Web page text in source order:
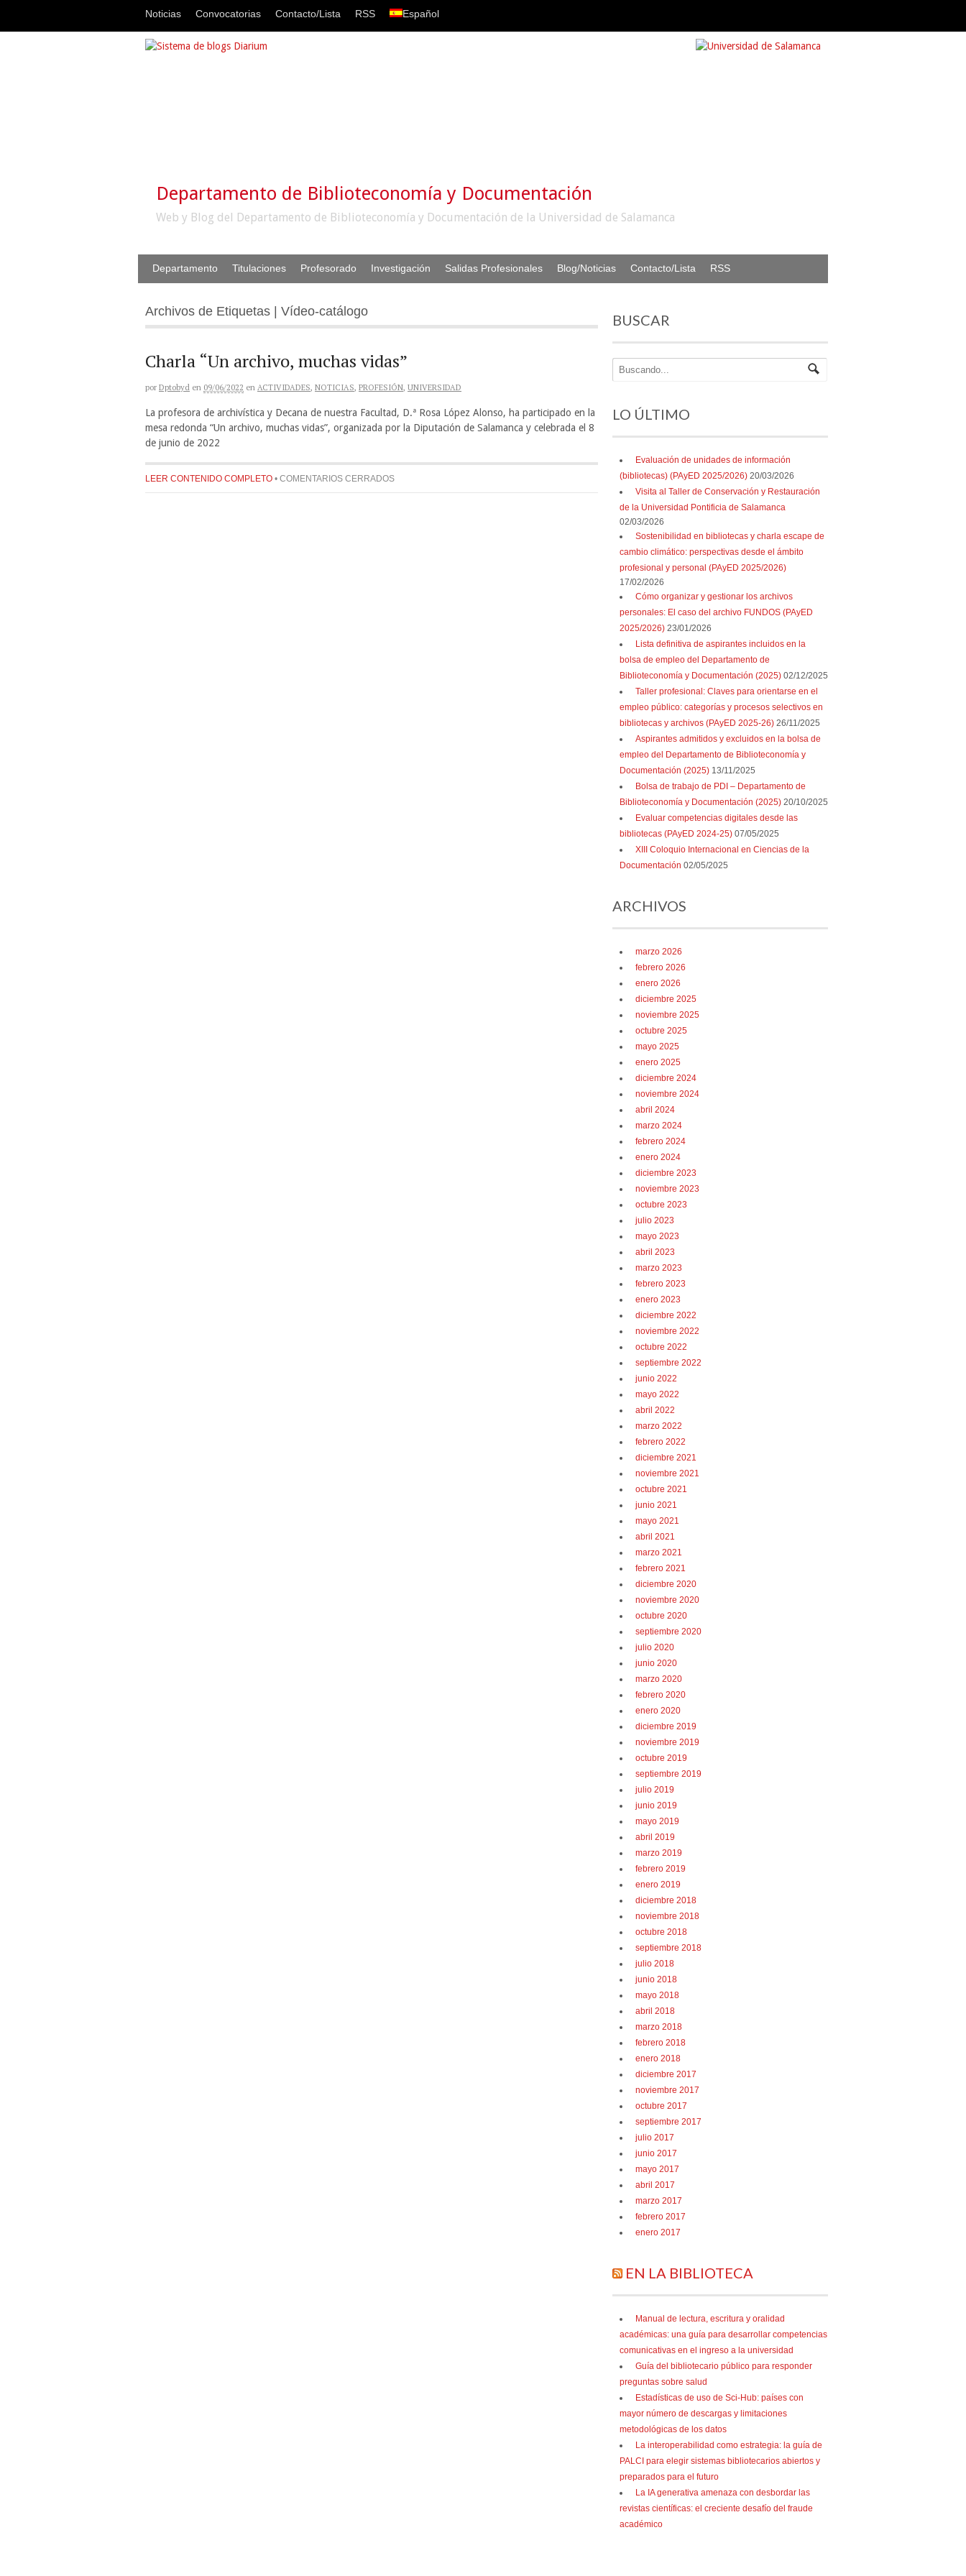
Noticias Convocatorias Contacto/Lista RSS Español
Departamento de Biblioteconomía y Documentación
Web y Blog del Departamento de Biblioteconomía y Documentación de la Universidad de Salamanca
Departamento Titulaciones Profesorado Investigación Salidas Profesionales Blog/Noticias Contacto/Lista RSS
Archivos de Etiquetas | Vídeo-catálogo
Charla “Un archivo, muchas vidas”
por Dptobyd en 09/06/2022 en ACTIVIDADES, NOTICIAS, PROFESIÓN, UNIVERSIDAD
La profesora de archivística y Decana de nuestra Facultad, D.ª Rosa López Alonso, ha participado en la
mesa redonda “Un archivo, muchas vidas”, organizada por la Diputación de Salamanca y celebrada el 8
de junio de 2022
LEER CONTENIDO COMPLETO • COMENTARIOS CERRADOS
BUSCAR
LO ÚLTIMO
Evaluación de unidades de información
(bibliotecas) (PAyED 2025/2026) 20/03/2026
Visita al Taller de Conservación y Restauración
de la Universidad Pontificia de Salamanca
02/03/2026
Sostenibilidad en bibliotecas y charla escape de
cambio climático: perspectivas desde el ámbito
profesional y personal (PAyED 2025/2026)
17/02/2026
Cómo organizar y gestionar los archivos
personales: El caso del archivo FUNDOS (PAyED
2025/2026) 23/01/2026
Lista definitiva de aspirantes incluidos en la
bolsa de empleo del Departamento de
Biblioteconomía y Documentación (2025) 02/12/2025
Taller profesional: Claves para orientarse en el
empleo público: categorías y procesos selectivos en
bibliotecas y archivos (PAyED 2025-26) 26/11/2025
Aspirantes admitidos y excluidos en la bolsa de
empleo del Departamento de Biblioteconomía y
Documentación (2025) 13/11/2025
Bolsa de trabajo de PDI – Departamento de
Biblioteconomía y Documentación (2025) 20/10/2025
Evaluar competencias digitales desde las
bibliotecas (PAyED 2024-25) 07/05/2025
XIII Coloquio Internacional en Ciencias de la
Documentación 02/05/2025
ARCHIVOS
marzo 2026
febrero 2026
enero 2026
diciembre 2025
noviembre 2025
octubre 2025
mayo 2025
enero 2025
diciembre 2024
noviembre 2024
abril 2024
marzo 2024
febrero 2024
enero 2024
diciembre 2023
noviembre 2023
octubre 2023
julio 2023
mayo 2023
abril 2023
marzo 2023
febrero 2023
enero 2023
diciembre 2022
noviembre 2022
octubre 2022
septiembre 2022
junio 2022
mayo 2022
abril 2022
marzo 2022
febrero 2022
diciembre 2021
noviembre 2021
octubre 2021
junio 2021
mayo 2021
abril 2021
marzo 2021
febrero 2021
diciembre 2020
noviembre 2020
octubre 2020
septiembre 2020
julio 2020
junio 2020
marzo 2020
febrero 2020
enero 2020
diciembre 2019
noviembre 2019
octubre 2019
septiembre 2019
julio 2019
junio 2019
mayo 2019
abril 2019
marzo 2019
febrero 2019
enero 2019
diciembre 2018
noviembre 2018
octubre 2018
septiembre 2018
julio 2018
junio 2018
mayo 2018
abril 2018
marzo 2018
febrero 2018
enero 2018
diciembre 2017
noviembre 2017
octubre 2017
septiembre 2017
julio 2017
junio 2017
mayo 2017
abril 2017
marzo 2017
febrero 2017
enero 2017
EN LA BIBLIOTECA
Manual de lectura, escritura y oralidad
académicas: una guía para desarrollar competencias
comunicativas en el ingreso a la universidad
Guía del bibliotecario público para responder
preguntas sobre salud
Estadísticas de uso de Sci-Hub: países con
mayor número de descargas y limitaciones
metodológicas de los datos
La interoperabilidad como estrategia: la guía de
PALCI para elegir sistemas bibliotecarios abiertos y
preparados para el futuro
La IA generativa amenaza con desbordar las
revistas científicas: el creciente desafío del fraude
académico